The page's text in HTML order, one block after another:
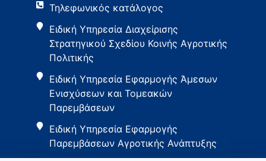
Τηλεφωνικός κατάλογος
Ειδική Υπηρεσία Διαχείρισης
Στρατηγικού Σχεδίου Κοινής Αγροτικής
Πολιτικής
Ειδική Υπηρεσία Εφαρμογής Άμεσων
Ενισχύσεων και Τομεακών
Παρεμβάσεων
Ειδική Υπηρεσία Εφαρμογής
Παρεμβάσεων Αγροτικής Ανάπτυξης